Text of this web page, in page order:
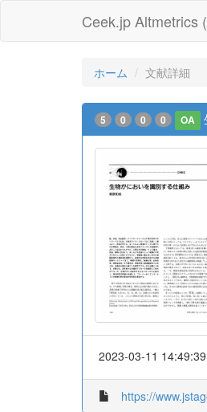
Ceek.jp Altmetrics
ホーム 文献詳細
5 0 0 0 OA
2023-03-11 14:49:39
https://